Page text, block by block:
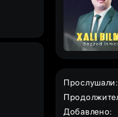
Прослушали:
Добавлено: